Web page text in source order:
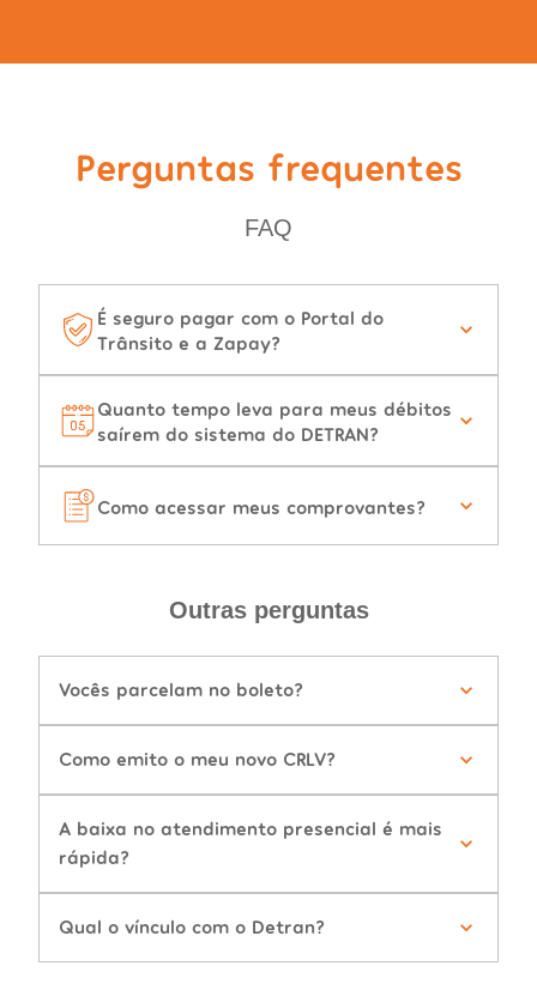
Perguntas frequentes
FAQ
É seguro pagar com o Portal do
Trânsito e a Zapay?
Quanto tempo leva para meus débitos
saírem do sistema do DETRAN?
Como acessar meus comprovantes?
Outras perguntas
Vocês parcelam no boleto?
Como emito o meu novo CRLV?
A baixa no atendimento presencial é mais
rápida?
Qual o vínculo com o Detran?